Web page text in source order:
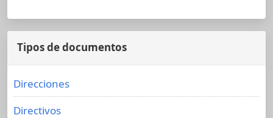
Tipos de documentos
Direcciones
Directivos